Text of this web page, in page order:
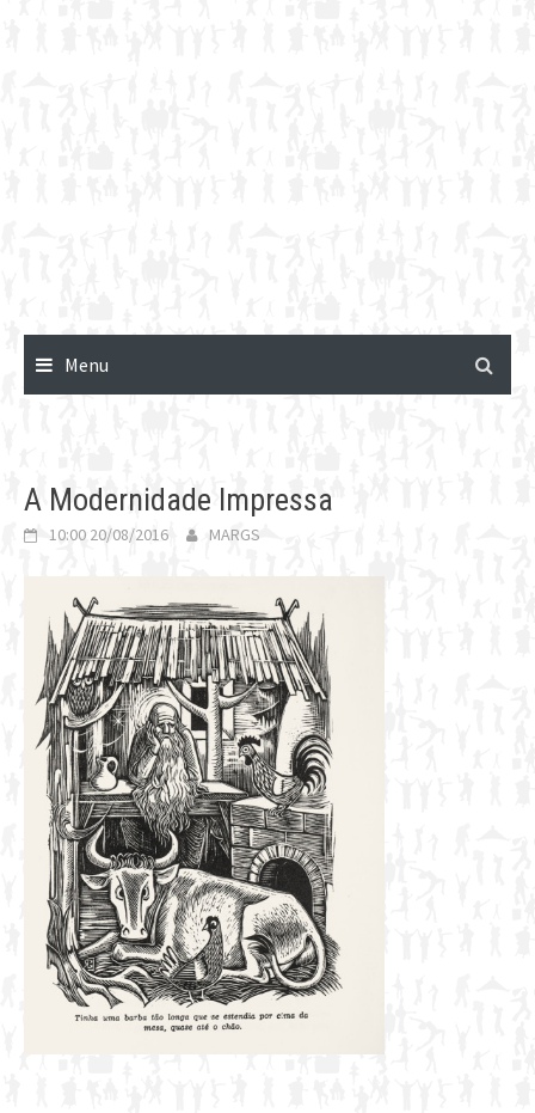
Menu
A Modernidade Impressa
10:00 20/08/2016 MARGS